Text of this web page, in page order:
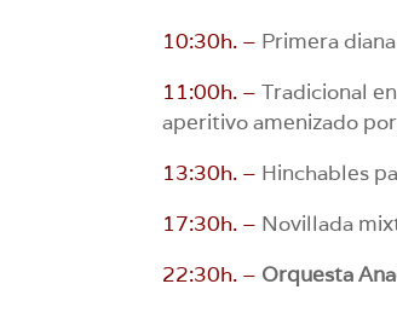
10:30h. – Primera
11:00h. – Tradicional
aperitivo amenizado
13:30h. – Hinchables
17:30h. – Novillada
22:30h. – Orquesta